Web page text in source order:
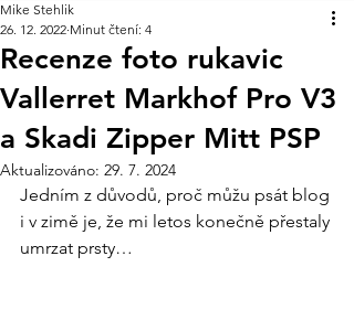
Recenze foto rukavic
Vallerret Markhof Pro V3
a Skadi Zipper Mitt PSP
Mike Stehlik
26. 12. 2022 Minut čtení: 4
Aktualizováno: 29. 7. 2024
Jedním z důvodů, proč můžu psát blog
i v zimě je, že mi letos konečně přestaly
umrzat prsty…